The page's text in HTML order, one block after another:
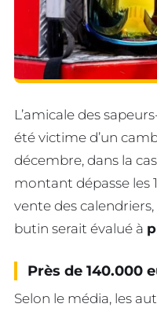
L’amicale des
été victime d’un
décembre, dans la
montant dépasse les
vente des calendriers,
butin serait évalué à
Près de 140.000
Selon le média, les